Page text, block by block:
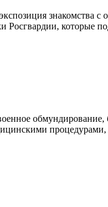
которые
процедурами,